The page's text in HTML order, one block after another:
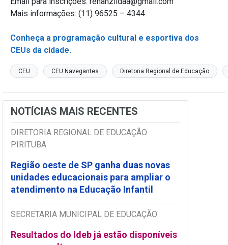
Mais informações: (11) 96525 – 4344
Conheça a programação cultural e esportiva dos
CEUs da cidade.
CEU CEU Navegantes Diretoria Regional de Educação
NOTÍCIAS MAIS RECENTES
DIRETORIA REGIONAL DE EDUCAÇÃO
PIRITUBA
Região oeste de SP ganha duas novas
unidades educacionais para ampliar o
atendimento na Educação Infantil
SECRETARIA MUNICIPAL DE EDUCAÇÃO
Resultados do Ideb já estão disponíveis